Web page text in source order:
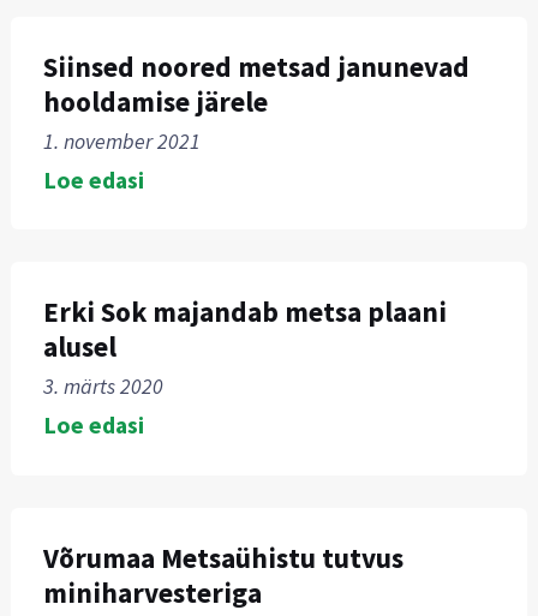
Siinsed noored metsad janunevad
hooldamise järele
1. november 2021
Loe edasi
Erki Sok majandab metsa plaani
alusel
3. märts 2020
Loe edasi
Võrumaa Metsaühistu tutvus
miniharvesteriga